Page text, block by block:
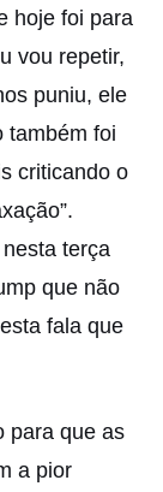
hoje foi para
vou repetir,
puniu, ele
também foi
criticando o
terça
que não
fala que
para que as
a pior